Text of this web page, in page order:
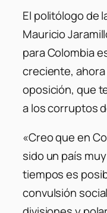
El politólogo de
Mauricio
para Colombia
creciente,
oposición, que
a los corruptos
«Creo que en
sido un país
tiempos es
convulsión